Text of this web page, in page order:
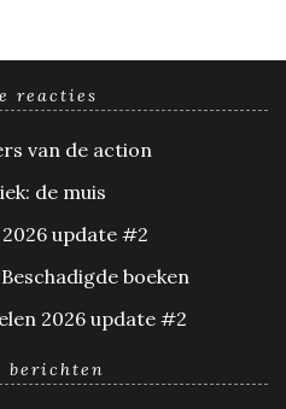
reacties
van de action
de muis
update #2
Beschadigde boeken
2026 update #2
berichten